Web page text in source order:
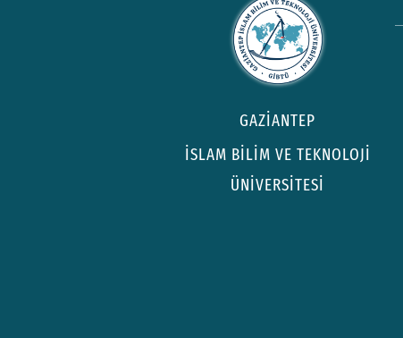
GAZİANTEP
İSLAM BİLİM VE TEKNOLOJİ
ÜNİVERSİTESİ